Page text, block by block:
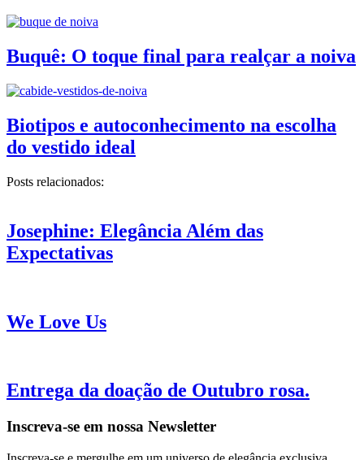
Buquê: O toque final para realçar a noiva
Biotipos e autoconhecimento na escolha
do vestido ideal
Posts relacionados:
Josephine: Elegância Além das
Expectativas
We Love Us
Entrega da doação de Outubro rosa.
Inscreva-se em nossa Newsletter